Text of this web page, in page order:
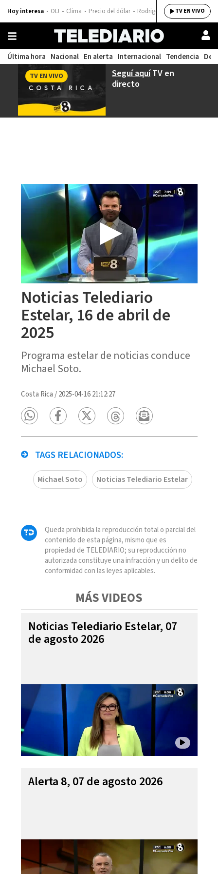
Hoy interesa OIJ Clima Precio del dólar Rodrigo ChavesTV EN VIVO
Última hora Nacional En alerta Internacional Tendencia
Seguí aquíTV en
directo
TV EN VIVO
Noticias Telediario
Estelar, 16 de abril de
2025
Programa estelar de noticias conduce
Michael Soto.
Costa Rica /2025-04-16 21:12:27
TAGS RELACIONADOS:
Michael Soto Noticias Telediario Estelar
Queda prohibida la reproducción total o parcial del
contenido de esta página, mismo que es
propiedad de TELEDIARIO; su reproducción no
autorizada constituye una infracción y un delito de
conformidad con las leyes aplicables.
MÁS VIDEOS
Noticias Telediario Estelar, 07
de agosto 2026
Alerta 8, 07 de agosto 2026